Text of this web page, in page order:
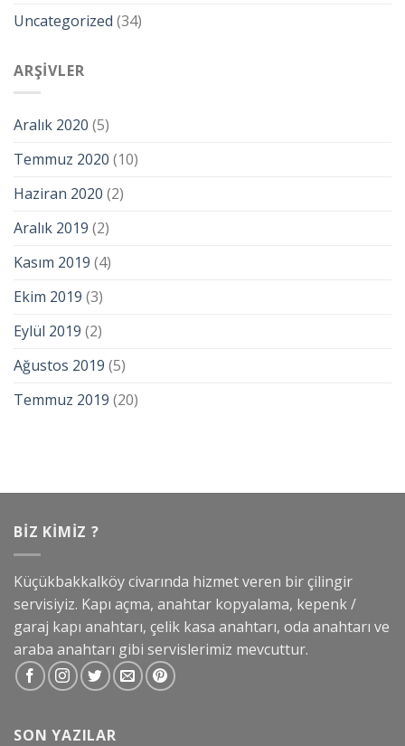
Uncategorized (34)
ARŞIVLER
Aralık 2020 (5)
Temmuz 2020 (10)
Haziran 2020 (2)
Aralık 2019 (2)
Kasım 2019 (4)
Ekim 2019 (3)
Eylül 2019 (2)
Ağustos 2019 (5)
Temmuz 2019 (20)
BIZ KIMIZ ?
Küçükbakkalköy civarında hizmet veren bir çilingir
servisiyiz. Kapı açma, anahtar kopyalama, kepenk /
garaj kapı anahtarı, çelik kasa anahtarı, oda anahtarı ve
araba anahtarı gibi servislerimiz mevcuttur.
SON YAZILAR